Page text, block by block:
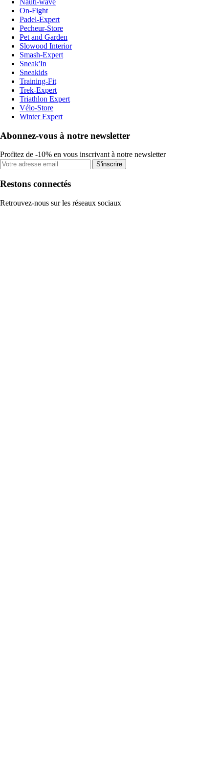
Nauti-wave
On-Fight
Padel-Expert
Pecheur-Store
Pet and Garden
Slowood Interior
Smash-Expert
Sneak'In
Sneakids
Training-Fit
Trek-Expert
Triathlon Expert
Vélo-Store
Winter Expert
Abonnez-vous à notre newsletter
Profitez de -10% en vous inscrivant à notre newsletter
S'inscrire
Restons connectés
Retrouvez-nous sur les réseaux sociaux